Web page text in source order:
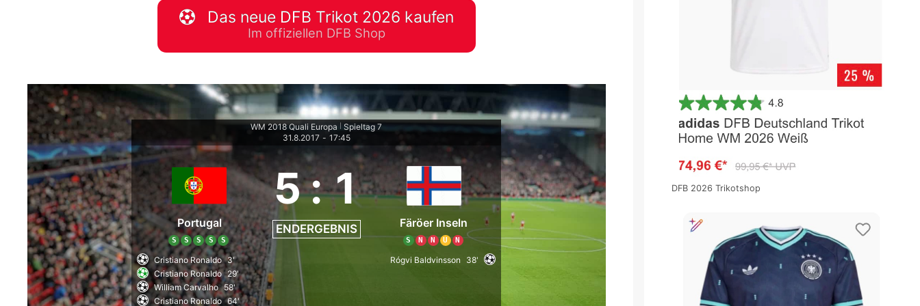
WM 2026 Spielplan Excel – kostenlos
downloaden & automatisch ausfüllen
Das neue DFB Trikot 2026 kaufen
Im offiziellen DFB Shop
WM 2018 Quali Europa
Spieltag 7
31.8.2017 - 17:45
Portugal
S S S S S
5: 1
ENDERGEBNIS Färöer Inseln
S N N U N
Cristiano Ronaldo 3'
Cristiano Ronaldo 29'
William Carvalho 58'
Cristiano Ronaldo 64'
Rógvi Baldvinsson 38'
DFB 2026 Trikotshop